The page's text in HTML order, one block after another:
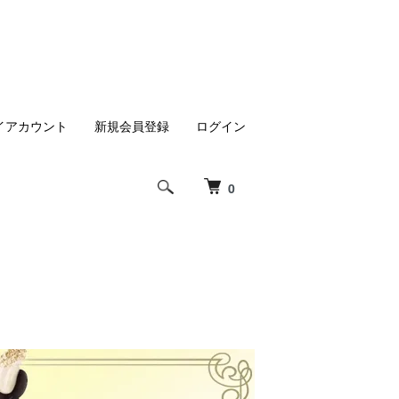
0
アカウント 新規会員登録 ログイン